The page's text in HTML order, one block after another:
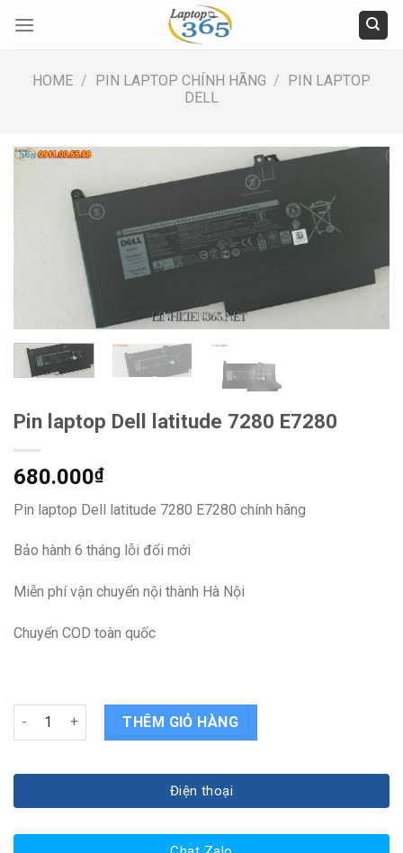
HOME / PIN LAPTOP CHÍNH HÃNG / PIN LAPTOP
DELL
Pin laptop Dell latitude 7280 E7280
680.000₫
Pin laptop Dell latitude 7280 E7280 chính hãng
Bảo hành 6 tháng lỗi đổi mới
Miễn phí vận chuyển nội thành Hà Nội
Chuyển COD toàn quốc
Pin laptop Dell latitude 7280 E7280 quantity
THÊM GIỎ HÀNG
Điện thoại